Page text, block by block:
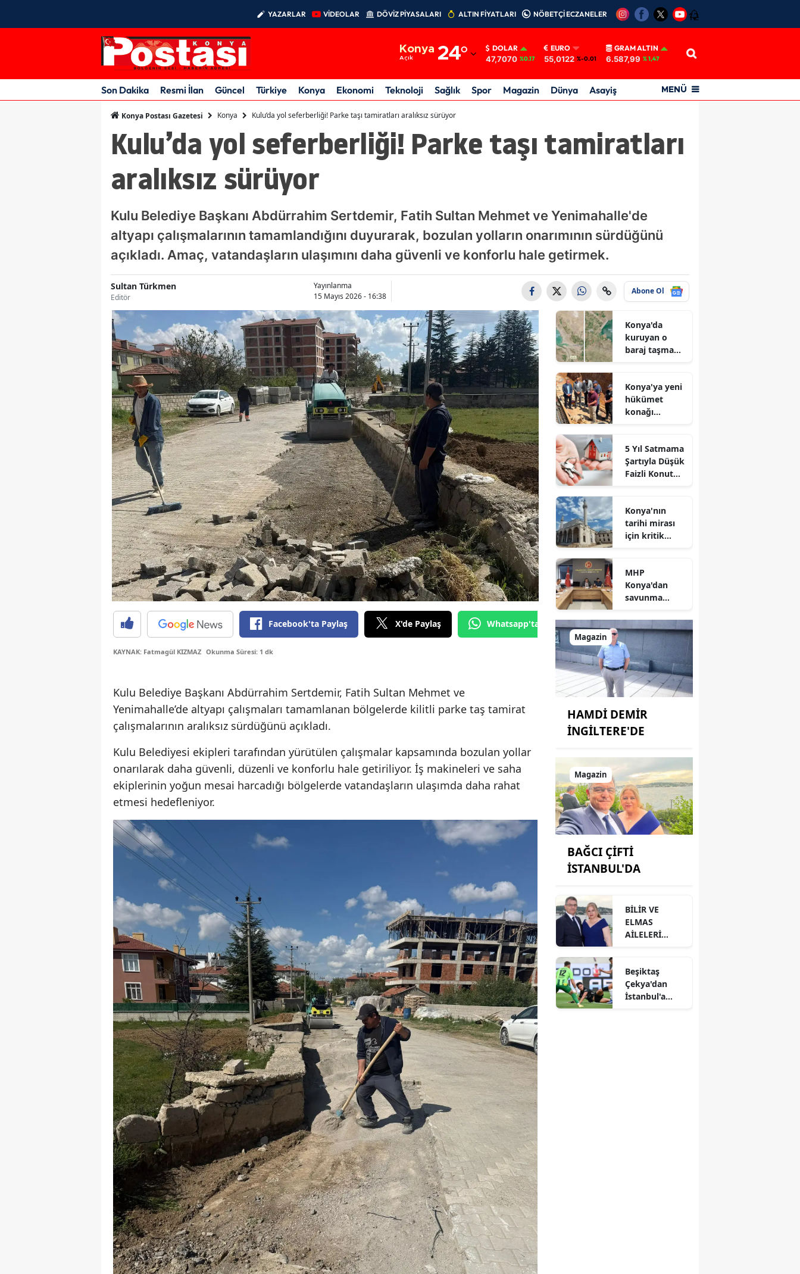
YAZARLAR VİDEOLAR DÖVİZ PİYASALARI ALTIN FİYATLARI NÖBETÇİ ECZANELER 12
Konya
Açık 24°
Adıyaman
Afyonkarahisar
Amasya
Ankara
Aydın
Balıkesir
Bitlis
Bolu
Burdur
Bursa
Çanakkale
Çankırı
Çorum
Denizli
Diyarbakır
Edirne
Elazığ
Erzincan
Erzurum
Giresun
Gümüşhane
Hatay
Isparta
İstanbul
Kastamonu
Kayseri
Kırklareli
Kırşehir
Kocaeli
Konya
Kütahya
Malatya
Manisa
Kahramanmaraş
Mardin
Muğla
Muş
Nevşehir
Niğde
DOLAR
47,7070 %0.17
EURO
55,0122 %-0.01
GRAM ALTIN
6.587,99 % 1,47
Son Dakika Resmi İlan Güncel Türkiye Konya Ekonomi Teknoloji Sağlık Spor Magazin Dünya Asayiş MENÜ
Konya Postası Gazetesi Konya Kulu’da yol seferberliği! Parke taşı tamiratları aralıksız sürüyor
Kulu’da yol seferberliği! Parke taşı tamiratları
aralıksız sürüyor
Kulu Belediye Başkanı Abdürrahim Sertdemir, Fatih Sultan Mehmet ve Yenimahalle'de
altyapı çalışmalarının tamamlandığını duyurarak, bozulan yolların onarımının sürdüğünü
açıkladı. Amaç, vatandaşların ulaşımını daha güvenli ve konforlu hale getirmek.
Sultan Türkmen
Editör
Yayınlanma
15 Mayıs 2026 - 16:38
Abone Ol
Facebook'ta Paylaş X'de Paylaş Whatsapp'tan Gönder
KAYNAK: Fatmagül KIZMAZ Okunma Süresi: 1 dk
Kulu Belediye Başkanı Abdürrahim Sertdemir, Fatih Sultan Mehmet ve
Yenimahalle’de altyapı çalışmaları tamamlanan bölgelerde kilitli parke taş tamirat
çalışmalarının aralıksız sürdüğünü açıkladı.
Kulu Belediyesi ekipleri tarafından yürütülen çalışmalar kapsamında bozulan yollar
onarılarak daha güvenli, düzenli ve konforlu hale getiriliyor. İş makineleri ve saha
ekiplerinin yoğun mesai harcadığı bölgelerde vatandaşların ulaşımda daha rahat
etmesi hedefleniyor.
Konya'da
kuruyan o
baraj taşma
Konya'ya yeni
hükümet
konağı
5 Yıl Satmama
Şartıyla Düşük
Faizli Konut
Konya'nın
tarihi mirası
için kritik
açıklandı
MHP
Konya'dan
savunma
yeni hamle: İlk
toplantı
yapıldı!
Magazin
HAMDİ DEMİR
İNGİLTERE'DE
Magazin
BAĞCI ÇİFTİ
İSTANBUL'DA
BİLİR VE
ELMAS
AİLELERİ
GELMİŞ
Beşiktaş
Çekya'dan
İstanbul'a